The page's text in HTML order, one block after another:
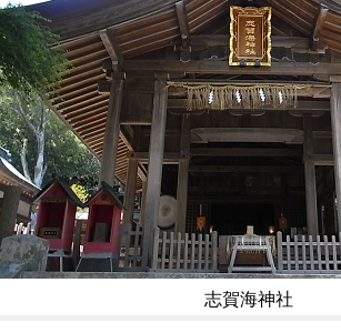
志賀海神社